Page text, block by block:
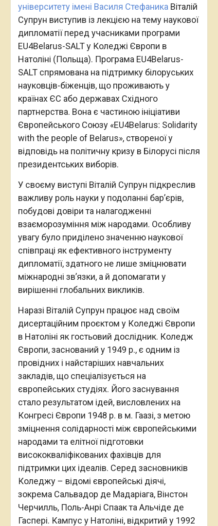
університету імені Василя Стефаника Віталій
Супрун виступив із лекцією на тему наукової
дипломатії перед учасниками програми
EU4Belarus-SALT у Коледжі Європи в
Натоліні (Польща). Програма EU4Belarus-
SALT спрямована на підтримку білоруських
науковців-біженців, що проживають у
країнах ЄС або державах Східного
партнерства. Вона є частиною ініціативи
Європейського Союзу «EU4Belarus: Solidarity
with the people of Belarus», створеної у
відповідь на політичну кризу в Білорусі після
президентських виборів.
У своєму виступі Віталій Супрун підкреслив
важливу роль науки у подоланні бар’єрів,
побудові довіри та налагодженні
взаєморозуміння між народами. Особливу
увагу було приділено значенню наукової
співпраці як ефективного інструменту
дипломатії, здатного не лише зміцнювати
міжнародні зв’язки, а й допомагати у
вирішенні глобальних викликів.
Наразі Віталій Супрун працює над своїм
дисертаційним проєктом у Коледжі Європи
в Натоліні як гостьовий дослідник. Коледж
Європи, заснований у 1949 р., є одним із
провідних і найстаріших навчальних
закладів, що спеціалізується на
європейських студіях. Його заснування
стало результатом ідей, висловлених на
Конгресі Європи 1948 р. в м. Гаазі, з метою
зміцнення солідарності між європейськими
народами та елітної підготовки
висококваліфікованих фахівців для
підтримки цих ідеалів. Серед засновників
Коледжу – відомі європейські діячі,
зокрема Сальвадор де Мадаріага, Вінстон
Черчилль, Поль-Анрі Спаак та Альчіде де
Гаспері. Кампус у Натоліні, відкритий у 1992